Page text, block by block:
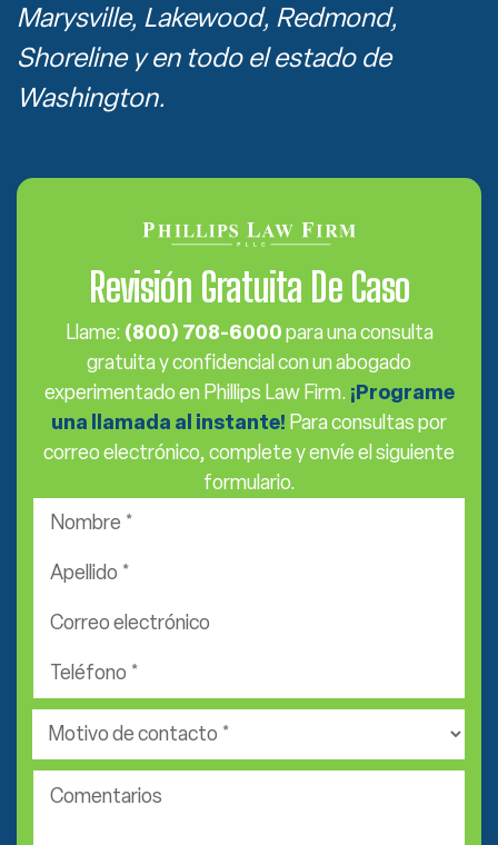
Marysville, Lakewood, Redmond,
Shoreline y en todo el estado de
Washington.
Revisión Gratuita De Caso
Llame: (800) 708-6000para una consulta
gratuita y confidencial con un abogado
experimentado en Phillips Law Firm. ¡Programe
una llamada al instante! Para consultas por
correo electrónico, complete y envíe el siguiente
formulario.
Nombre
Apellido
Correo
Teléfono
Área
de
práctica
Comentarios